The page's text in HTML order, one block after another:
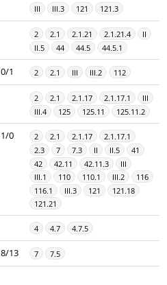
III III.3 121 121.3
2 2.1 2.1.21 2.1.21.4
II
II.5
44 44.5 44.5.1
0/1 2 2.1 III III.2 112
2 2.1 2.1.17 2.1.17.1
III
III.4
125 125.11 125.11.2
1/0 2 2.1 2.1.17
2.1.17.1
2.3
7 7.3 II II.5
41
42
42.11 42.11.3
III
III.1
110 110.1 III.2
116
116.1
III.3 121
121.18
121.21
4 4.7 4.7.5
8/13 7 7.5